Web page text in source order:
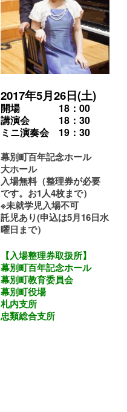
2017年5月26日(土)
開場 18：00
講演会 18：30
ミニ演奏会 19：30
幕別町百年記念ホール
大ホール
入場無料（整理券が必要
です。お1人4枚まで）
※未就学児入場不可
託児あり(申込は5月16日水
曜日まで）
【入場整理券取扱所】
幕別町百年記念ホール
幕別町教育委員会
幕別町役場
札内支所
忠類総合支所